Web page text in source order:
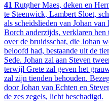
41 Rutgher Maes, deken en
te Steenwick, Lambert Sloet,
als scheidslieden van Johan
Borch anderzijds, verklaren hen
over de bruidsschat, die Johan
beloofd had, bestaande uit de
Sede. Johan zal aan Steven
terwijl Grete zal geven het
zal zijn tienden behouden.
door Johan van Echten en
de zes zegels, licht beschadigd.